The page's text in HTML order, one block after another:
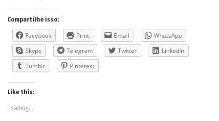
Compartilhe isso:
Facebook Print Email
WhatsApp
Skype
Telegram Twitter
LinkedIn
Tumblr
Pinterest
Like this:
Loading...